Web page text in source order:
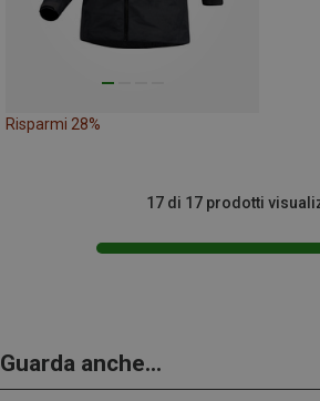
Risparmi 28%
17 di 17 prodotti
Guarda anche...